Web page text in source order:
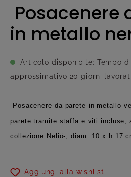
Posacenere
in metallo
Articolo disponibile: Tempo
approssimativo 20 giorni
Posacenere da parete in metallo
parete tramite staffa e viti incluse,
collezione Neliö-, diam. 10 x h 17
Aggiungi alla wishlist